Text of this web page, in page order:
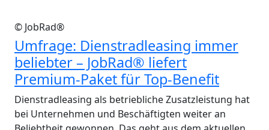
© JobRad®
Umfrage: Dienstradleasing immer
beliebter – JobRad® liefert
Premium-Paket für Top-Benefit
Dienstradleasing als betriebliche Zusatzleistung hat
bei Unternehmen und Beschäftigten weiter an